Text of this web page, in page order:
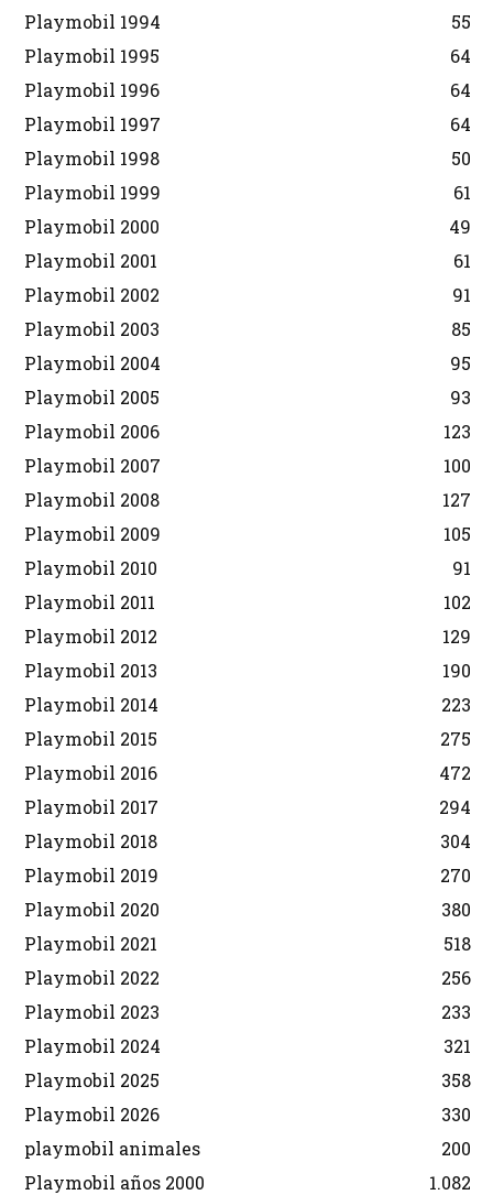
Playmobil 1994
55
Playmobil 1995
64
Playmobil 1996
64
Playmobil 1997
64
Playmobil 1998
50
Playmobil 1999
61
Playmobil 2000
49
Playmobil 2001
61
Playmobil 2002
91
Playmobil 2003
85
Playmobil 2004
95
Playmobil 2005
93
Playmobil 2006
123
Playmobil 2007
100
Playmobil 2008
127
Playmobil 2009
105
Playmobil 2010
91
Playmobil 2011
102
Playmobil 2012
129
Playmobil 2013
190
Playmobil 2014
223
Playmobil 2015
275
Playmobil 2016
472
Playmobil 2017
294
Playmobil 2018
304
Playmobil 2019
270
Playmobil 2020
380
Playmobil 2021
518
Playmobil 2022
256
Playmobil 2023
233
Playmobil 2024
321
Playmobil 2025
358
Playmobil 2026
330
playmobil animales
200
Playmobil años 2000
1.082